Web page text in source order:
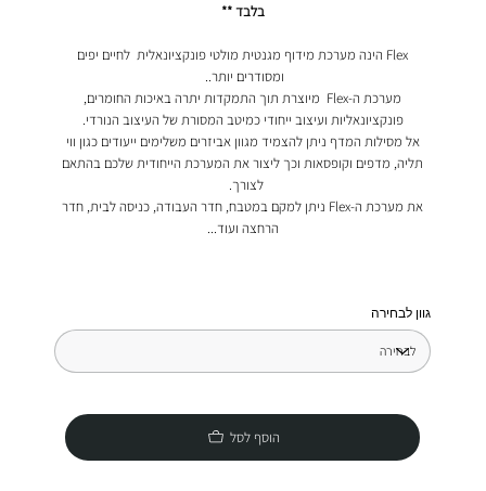
בלבד **
Flex הינה מערכת מידוף מגנטית מולטי פונקציונאלית לחיים יפים
ומסודרים יותר..
מערכת ה-Flex מיוצרת תוך התמקדות יתרה באיכות החומרים,
פונקציונאליות ועיצוב ייחודי כמיטב המסורת של העיצוב הנורדי.
אל מסילות המדף ניתן להצמיד מגוון אביזרים משלימים ייעודים כגון ווי
תליה, מדפים וקופסאות וכך ליצור את המערכת הייחודית שלכם בהתאם
לצורך.
את מערכת ה-
Flex ניתן למקם במטבח, חדר העבודה, כניסה לבית, חדר
הרחצה ועוד...
גוון לבחירה
הוסף לסל